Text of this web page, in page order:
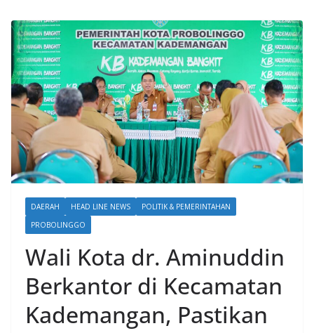
DAERAH HEAD LINE NEWS
POLITIK & PEMERINTAHAN
PROBOLINGGO
Wali Kota dr. Aminuddin
Berkantor di Kecamatan
Kademangan, Pastikan